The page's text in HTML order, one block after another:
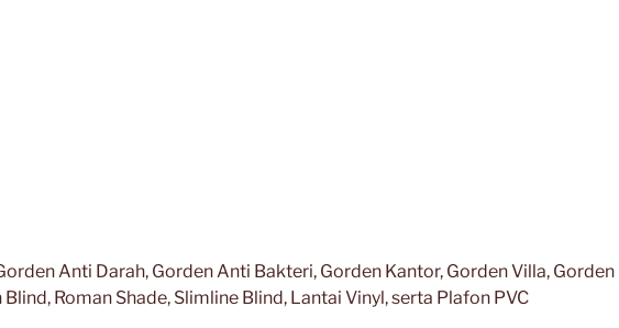
Anti Darah, Gorden Anti Bakteri, Gorden Kantor, Gorden Villa, Gorden
Roman Shade, Slimline Blind, Lantai Vinyl, serta Plafon PVC